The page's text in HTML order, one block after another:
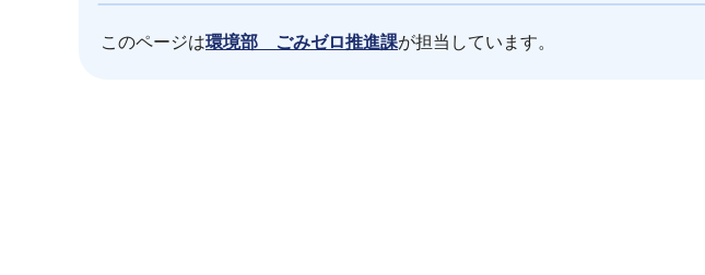
このページは環境部 ごみゼロ推進課が担当しています。